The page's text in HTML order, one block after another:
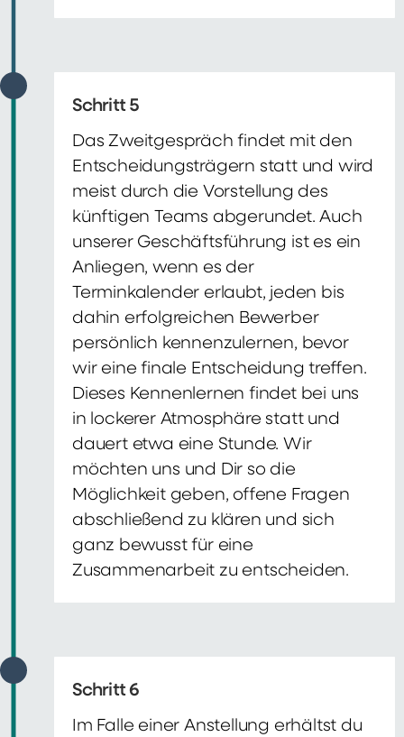
Schritt 5
Das Zweitgespräch findet mit den
Entscheidungsträgern statt und wird
meist durch die Vorstellung des
künftigen Teams abgerundet. Auch
unserer Geschäftsführung ist es ein
Anliegen, wenn es der
Terminkalender erlaubt, jeden bis
dahin erfolgreichen Bewerber
persönlich kennenzulernen, bevor
wir eine finale Entscheidung treffen.
Dieses Kennenlernen findet bei uns
in lockerer Atmosphäre statt und
dauert etwa eine Stunde. Wir
möchten uns und Dir so die
Möglichkeit geben, offene Fragen
abschließend zu klären und sich
ganz bewusst für eine
Zusammenarbeit zu entscheiden.
Schritt 6
Im Falle einer Anstellung erhältst du